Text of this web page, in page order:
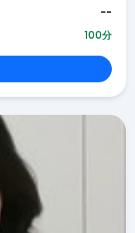
--
100分